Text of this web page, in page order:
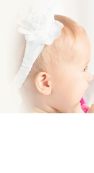
24.06.25
ブログ
24.03.24
ブログ